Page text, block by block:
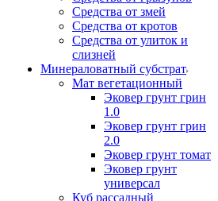
Средства от змей
Средства от кротов
Средства от улиток и
слизней
Минераловатный субстрат
Мат вегетационный
Эковер грунт грин
1.0
Эковер грунт грин
2.0
Эковер грунт томат
Эковер грунт
универсал
Куб рассадный